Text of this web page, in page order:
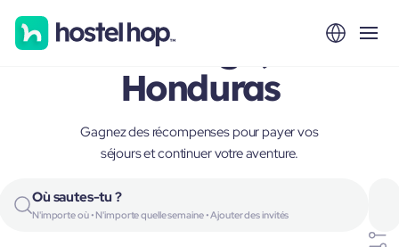
Talanga,
Honduras
Gagnez des récompenses pour payer vos
séjours et continuer votre aventure.
Où sautes-tu ?
N'importe où • N'importe quelle semaine • Ajouter des invités